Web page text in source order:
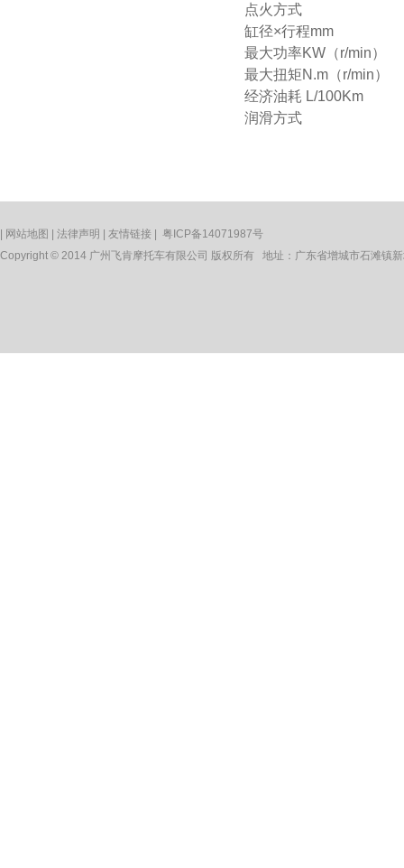
点火方式
缸径×行程mm
最大功率KW （r/min）
最大扭矩N.m （r/min）
经济油耗 L/100Km
润滑方式
网站地图 法律声明 友情链接
粤ICP备14071987号
Copyright © 2014 广州飞肯摩托车有限公司 版权所有 地址：广东省增城市石滩镇